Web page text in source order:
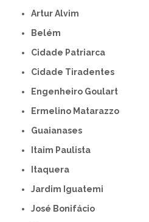
Artur Alvim
Belém
Cidade Patriarca
Cidade Tiradentes
Engenheiro Goulart
Ermelino Matarazzo
Guaianases
Itaim Paulista
Itaquera
Jardim Iguatemi
José Bonifácio